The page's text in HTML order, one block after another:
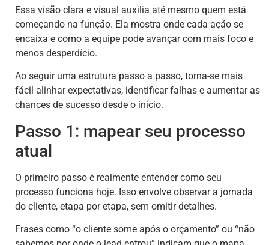
Essa visão clara e visual auxilia até mesmo quem está
começando na função. Ela mostra onde cada ação se
encaixa e como a equipe pode avançar com mais foco e
menos desperdício.
Ao seguir uma estrutura passo a passo, torna-se mais
fácil alinhar expectativas, identificar falhas e aumentar as
chances de sucesso desde o início.
Passo 1: mapear seu processo
atual
O primeiro passo é realmente entender como seu
processo funciona hoje. Isso envolve observar a jornada
do cliente, etapa por etapa, sem omitir detalhes.
Frases como “o cliente some após o orçamento” ou “não